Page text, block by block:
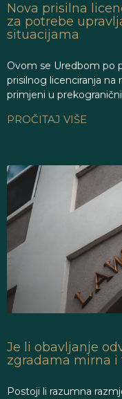
Nova prisilna
za potrebe
situacijama
Ovom se Uredbom po
prisilnog licenciranja na
primjeni u
PROČITAJ VIŠE
Je li obavljanje
zgradama mirna
Postoji li razumna